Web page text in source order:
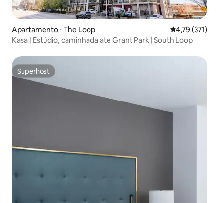
Apartamento ⋅ The Loop 4,79 de uma
4,79 (371)
Kasa | Estúdio, caminhada até Grant Park | South Loop
Superhost
Superhost